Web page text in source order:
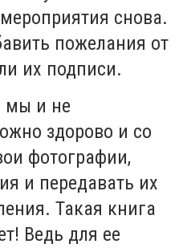
снова.
пожелания от
их подписи.
мы и не
здорово и со
фотографии,
и передавать их
Такая книга
Ведь для ее